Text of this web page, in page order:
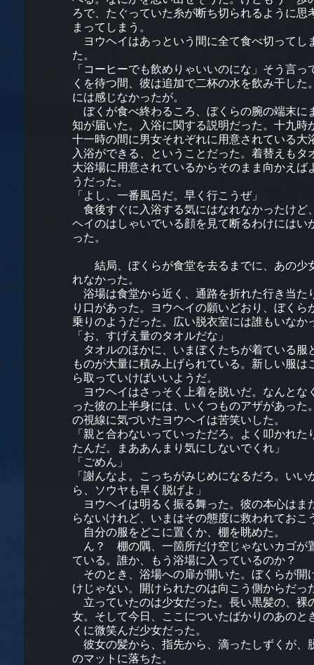
ろで、たぐっていた糸が断ち切られるように思
まってしまう。
ヨウヘイはあっという間に全て食べ切ってし
た。
「コーヒーでも飲めりゃいいのにな」そう言っ
くを待つ間、彼は追加で二杯の水を飲み干した
には感じなかったが。
ぼくが食べ終わるころ、ぼくらの腕の端末に
知が届いた。入浴に関する説明だった。十九時
十一時の間に男女それぞれに用意されている大
入浴ができる、ということだった。着替えもタ
大浴場に用意されているからそのまま向かえば
うだった。
「よし、一番風呂だ。早く行こうぜ」
食後すぐに入浴する気にはなれなかったけど
ヘイのはしゃいでいる顔を見て断るわけにはい
った。
結局、ぼくらが食堂を去るまでに、あの少
れなかった。
浴場は食堂から近く、通路を折れた行き当た
り口があった。ヨウヘイの願いどおり、ぼくら
乗りのようだった。広い脱衣室には誰もいなか
「お、すげえ量のタオルだな」
タオルのほかに、いまぼくたちが着ている服
ものが大量に積み上げられている。新しい服は
ら取っていけばいいようだ。
ヨウヘイはさっそく上着を脱いだ。なんとな
った彼の上半身には、いくつものアザがあった
の視線に気づいたヨウヘイは苦笑いした。
「親と合わないっていっただろ。よく叩かれた
たんだ。まああんまり気にしないでくれ」
「ごめん」
「謝んなよ。こっちがみじめになるだろ。いい
ら、ソウヤも早く脱げよ」
ヨウヘイは明るく振る舞った。彼の本心はま
らないけれど、いまはその態度に救われておこ
自分の服をどこに置くか、棚を眺めた。
ん？ 棚の隅、一箇所だけ空じゃないカゴが
ている。誰か、もう浴場に入っているのか？
そのとき、浴場への扉が開いた。ぼくらが開
けじゃない。開けられたのは向こう側からだっ
立っていたのは少女だった。長い黒髪の、裸
女。そして今日、ここについたばかりのあのと
くに微笑んだ少女だった。
彼女の髪から、指先から、滴ったしずくが、
のマットに落ちた。